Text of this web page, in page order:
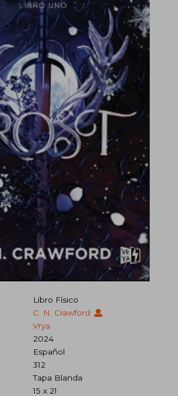
Libro Físico
C. N. Crawford
Vrya
2024
Español
312
Tapa Blanda
15 x 21